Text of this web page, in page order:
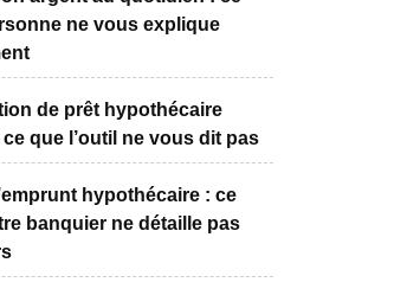
ne vous explique
de prêt hypothécaire
que l’outil ne vous dit pas
hypothécaire : ce
banquier ne détaille pas